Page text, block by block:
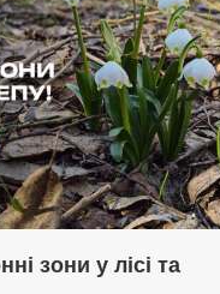
зони у лісі та